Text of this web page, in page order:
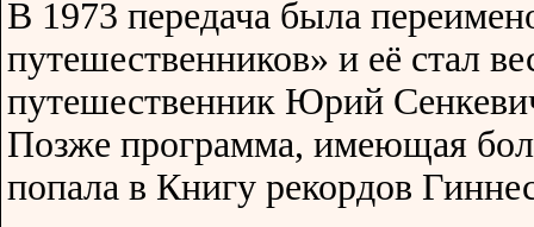
В 1973 передача была
путешественников» и её стал
путешественник Юрий
Позже программа, имеющая
попала в Книгу рекордов